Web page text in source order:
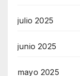
julio 2025
junio 2025
mayo 2025